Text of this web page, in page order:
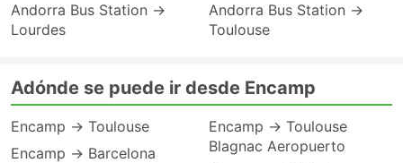
Andorra Bus Station →
Lourdes
Andorra Bus Station →
Toulouse
Adónde se puede ir desde Encamp
Encamp → Toulouse
Encamp → Barcelona
Encamp → Toulouse
Blagnac Aeropuerto